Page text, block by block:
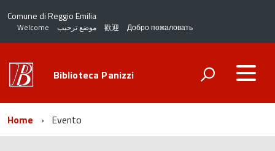
Comune di Reggio Emilia
Welcome موضع ترحيب 歡迎 Добро пожаловать
Biblioteca Panizzi
Home Evento